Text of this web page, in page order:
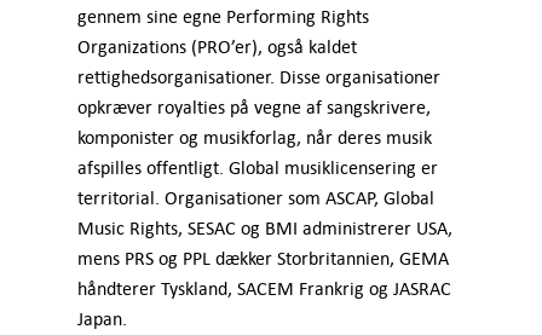
gennem sine egne Performing Rights
Organizations (PRO’er), også kaldet
rettighedsorganisationer. Disse organisationer
opkræver royalties på vegne af sangskrivere,
komponister og musikforlag, når deres musik
afspilles offentligt. Global musiklicensering er
territorial. Organisationer som ASCAP, Global
Music Rights, SESAC og BMI administrerer USA,
mens PRS og PPL dækker Storbritannien, GEMA
håndterer Tyskland, SACEM Frankrig og JASRAC
Japan.